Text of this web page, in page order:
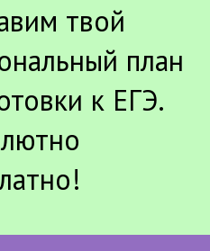
твой
план
к ЕГЭ.